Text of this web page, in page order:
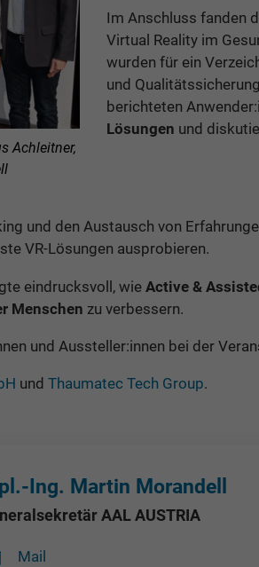
Achleitner,
Im Anschluss fanden
Virtual Reality im
wurden für ein
und
berichteten
Lösungen und
und den Austausch von
VR-Lösungen ausprobieren.
eindrucksvoll, wie Active &
Menschen zu verbessern.
und Aussteller:innen bei der
und Thaumatec Tech Group.
Ing. Martin Morandell
AAL AUSTRIA
Mail